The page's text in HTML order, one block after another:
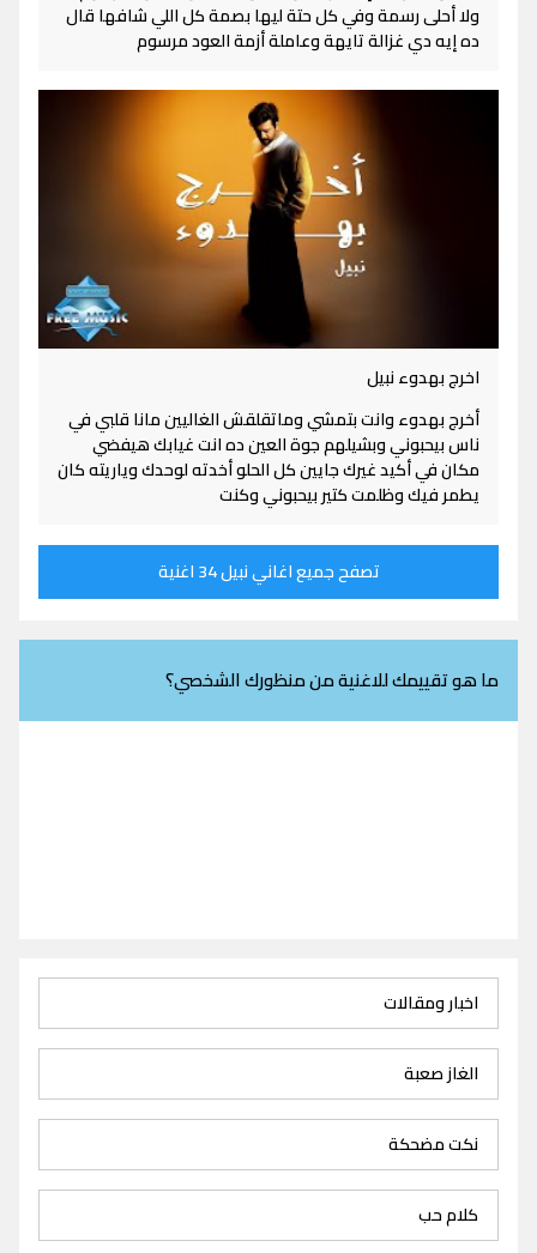
ولا أحلى رسمة وفي كل حتة ليها بصمة كل اللي شافها قال
ده إيه دي غزالة تايهة وعاملة أزمة العود مرسوم
اخرج بهدوء نبيل
أخرج بهدوء وانت بتمشي وماتقلقش الغاليين مانا قلبي في
ناس بيحبوني وبشيلهم جوة العين ده انت غيابك هيفضي
مكان في أكيد غيرك جايين كل الحلو أخدته لوحدك وياريته كان
يطمر فيك وظلمت كتير بيحبوني وكنت
تصفح جميع اغاني نبيل 34 اغنية
ما هو تقييمك للاغنية من منظورك الشخصي؟
اخبار ومقالات
الغاز صعبة
نكت مضحكة
كلام حب